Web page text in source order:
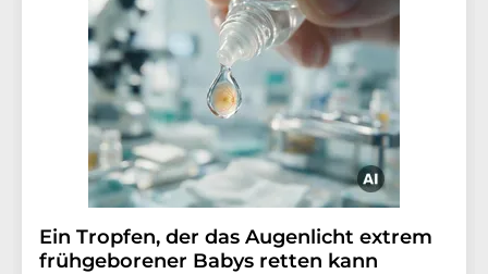
Ein Tropfen, der das Augenlicht extrem
frühgeborener Babys retten kann